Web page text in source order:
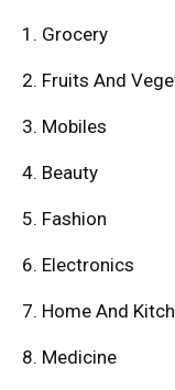
1. Grocery
2. Fruits And
3. Mobiles
4. Beauty
5. Fashion
6. Electronics
7. Home And
8. Medicine